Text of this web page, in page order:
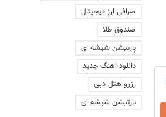
صرافی ارز دیجیتال
صندوق طلا
پارتیشن شیشه ای
دانلود اهنگ جدید
رزرو هتل دبی
پارتیشن شیشه ای